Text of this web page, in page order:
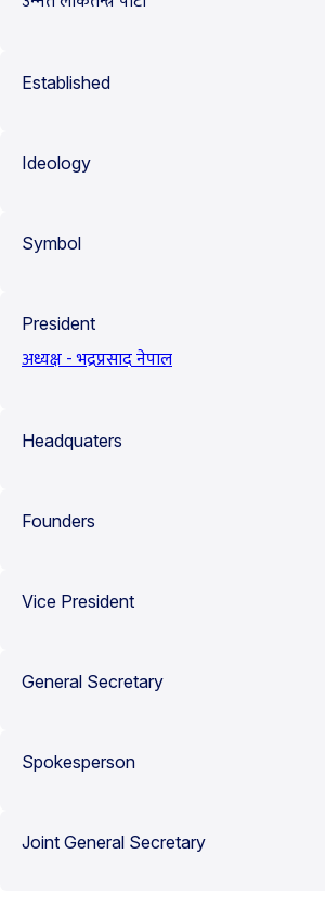
Established
Ideology
Symbol
President
अध्यक्ष - भद्रप्रसाद नेपाल
Headquaters
Founders
Vice President
General Secretary
Spokesperson
Joint General Secretary